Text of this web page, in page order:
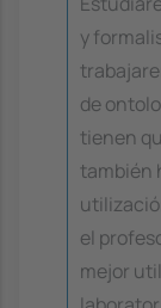
y
de
tienen
también
el
mejor